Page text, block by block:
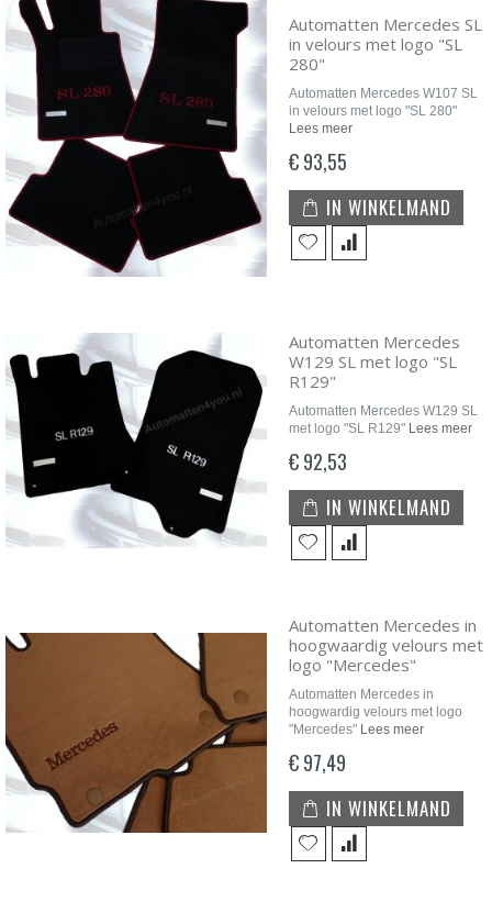
Automatten Mercedes SL
in velours met logo "SL
280"
Automatten Mercedes W107 SL
in velours met logo "SL 280"
Lees meer
€ 93,55
IN WINKELMAND
Automatten Mercedes
W129 SL met logo "SL
R129"
Automatten Mercedes W129 SL
met logo "SL R129" Lees meer
€ 92,53
IN WINKELMAND
Automatten Mercedes in
hoogwaardig velours met
logo "Mercedes"
Automatten Mercedes in
hoogwardig velours met logo
"Mercedes" Lees meer
€ 97,49
IN WINKELMAND